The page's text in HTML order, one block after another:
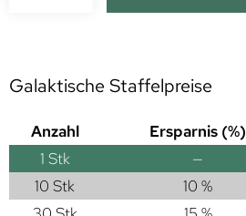
Galaktische Staffelpreise
Anzahl Ersparnis (%)
1 Stk —
10 Stk
10 %